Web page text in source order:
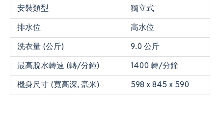
安裝類型
獨立式
排水位
高水位
洗衣量 (公斤)
9.0 公斤
最高脫水轉速 (轉/分鐘)
1400 轉/分鐘
機身尺寸 (寬高深, 毫米)
598 x 845 x 590